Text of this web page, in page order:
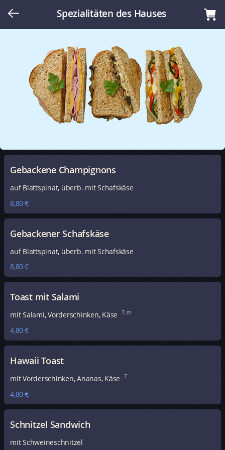
Spezialitäten des Hauses
Gebackene Champignons
auf Blattspinat, überb. mit Schafskäse
8,80 €
Gebackener Schafskäse
auf Blattspinat, überb. mit Schafskäse
8,80 €
Toast mit Salami
mit Salami, Vorderschinken, Käse 7, m
4,80 €
Hawaii Toast
mit Vorderschinken, Ananas, Käse 7
4,80 €
Schnitzel Sandwich
mit Schweineschnitzel